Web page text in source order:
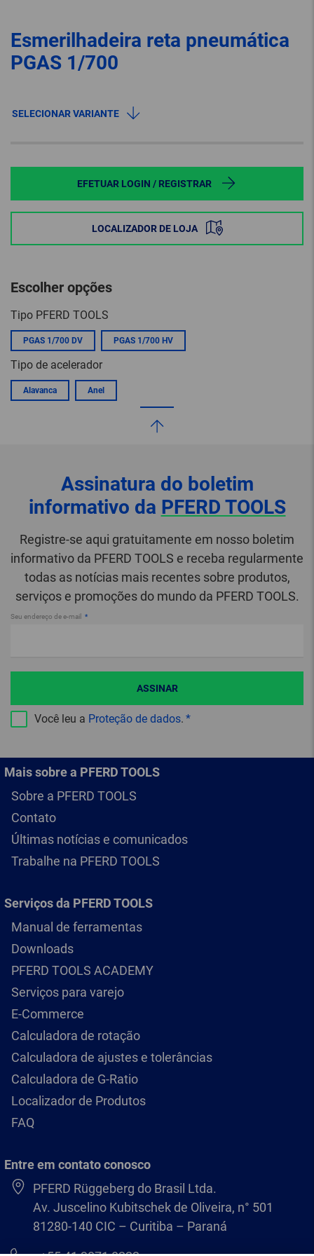
Esmerilhadeira reta pneumática
PGAS 1/700
SELECIONAR VARIANTE
EFETUAR LOGIN / REGISTRAR
LOCALIZADOR DE LOJA
Escolher opções
Tipo PFERD TOOLS
PGAS 1/700 DV PGAS 1/700 HV
Tipo de acelerador
Alavanca Anel
Assinatura do boletim
informativo da PFERD TOOLS
Registre-se aqui gratuitamente em nosso boletim
informativo da PFERD TOOLS e receba regularmente
todas as notícias mais recentes sobre produtos,
serviços e promoções do mundo da PFERD TOOLS.
Seu endereço de e-mail
Você leu a Proteção de dados.
ASSINAR
Mais sobre a PFERD TOOLS
Sobre a PFERD TOOLS
Contato
Últimas notícias e comunicados
Trabalhe na PFERD TOOLS
Serviços da PFERD TOOLS
Manual de ferramentas
Downloads
PFERD TOOLS ACADEMY
Serviços para varejo
E-Commerce
Calculadora de rotação
Calculadora de ajustes e tolerâncias
Calculadora de G-Ratio
Localizador de Produtos
FAQ
Entre em contato conosco
PFERD Rüggeberg do Brasil Ltda.
Av. Juscelino Kubitschek de Oliveira, n° 501
81280-140 CIC – Curitiba – Paraná